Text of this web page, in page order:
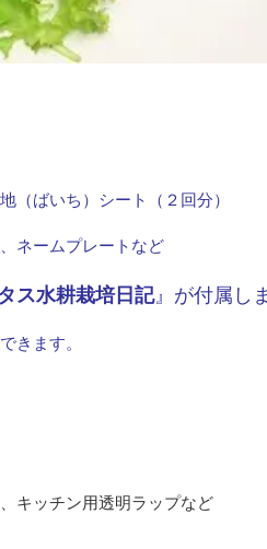
（ばいち）シート（２回分）
ネームプレートなど
ス水耕栽培日記』が付属し
きます。
キッチン用透明ラップなど